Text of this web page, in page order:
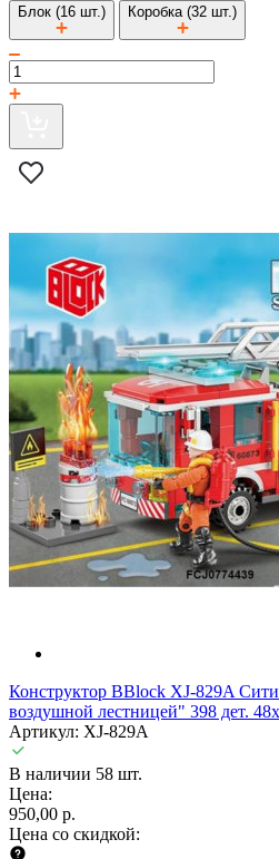
Блок (16 шт.) Коробка (32 шт.)
Конструктор BBlock XJ-829A
воздушной лестницей" 398 дет.
Артикул: XJ-829A
В наличии 58 шт.
Цена:
950,00 р.
Цена со скидкой: